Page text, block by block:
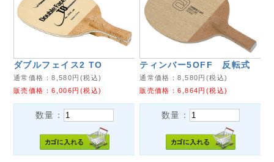
ダブルフェイス2 TO
通常価格：8,580円(税込)
販売価格：6,006円(税込)
数量：
ティンバー5OFF 反転式
通常価格：8,580円(税込)
販売価格：6,864円(税込)
数量：